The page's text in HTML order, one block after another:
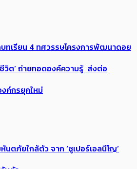
ทเรียน 4 ทศวรรษโครงการพัฒนาดอย
วิต’ ถ่ายทอดองค์ความรู้ ส่งต่อ
ค์กรยุคใหม่
นตภัยใกล้ตัว จาก ‘ซูเปอร์เอลนีโญ’